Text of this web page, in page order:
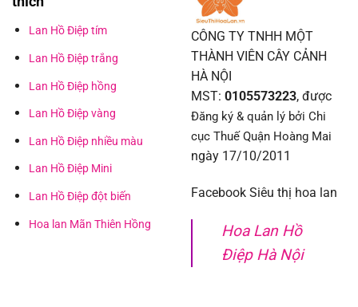
Lan Hồ Điệp tím
Lan Hồ Điệp trắng
Lan Hồ Điệp hồng
Lan Hồ Điệp vàng
Lan Hồ Điệp nhiều màu
Lan Hồ Điệp Mini
Lan Hồ Điệp đột biến
Hoa lan Mãn Thiên Hồng
CÔNG TY TNHH MỘT
THÀNH VIÊN CÂY CẢNH
HÀ NỘI
MST: 0105573223, được
Đăng ký & quản lý bởi Chi
cục Thuế Quận Hoàng Mai
ngày 17/10/2011
Facebook Siêu thị hoa lan
Hoa Lan Hồ
Điệp Hà Nội